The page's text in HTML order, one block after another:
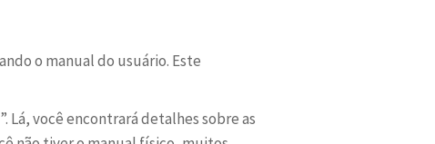
o manual do usuário. Este
Lá, você encontrará detalhes sobre as